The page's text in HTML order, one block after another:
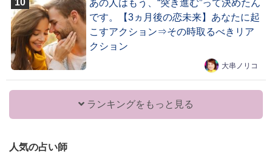
あの人はもう、“突き進む”って決めたん
です。【3ヵ月後の恋未来】あなたに起
こすアクション⇒その時取るべきリア
クション
大串ノリコ
ランキングをもっと見る
人気の占い師